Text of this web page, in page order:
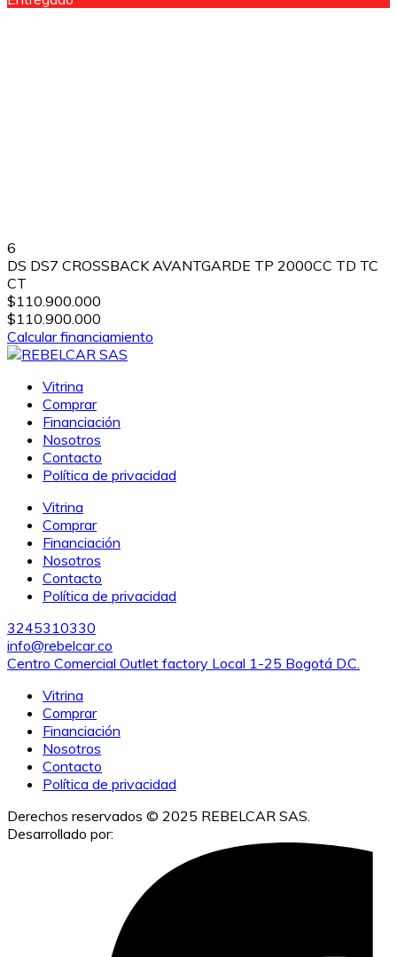
6
DS DS7 CROSSBACK AVANTGARDE TP 2000CC TD TC
CT
$110.900.000
$110.900.000
Calcular financiamiento
Vitrina
Comprar
Financiación
Nosotros
Contacto
Política de privacidad
Vitrina
Comprar
Financiación
Nosotros
Contacto
Política de privacidad
3245310330
info@rebelcar.co
Centro Comercial Outlet factory Local 1-25 Bogotá D.C.
Vitrina
Comprar
Financiación
Nosotros
Contacto
Política de privacidad
Derechos reservados © 2025 REBELCAR SAS.
Desarrollado por: